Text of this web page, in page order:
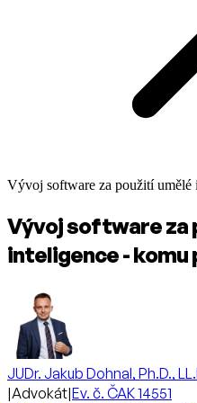
Vývoj software za použití umělé
Vývoj software za
inteligence - komu
JUDr. Jakub Dohnal, Ph.D.,
|Advokát|Ev. č. ČAK 14551